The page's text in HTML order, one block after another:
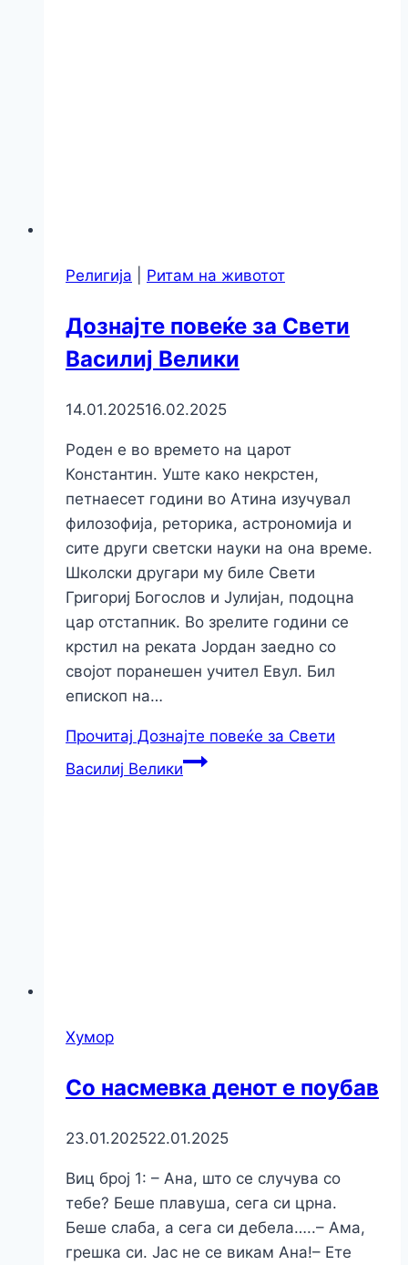
Религија Ритам на животот
Дознајте повеќе за Свети
Василиј Велики
14.01.202516.02.2025
Роден е во времето на царот
Константин. Уште како некрстен,
петнаесет години во Атина изучувал
филозофија, реторика, астрономија и
сите други светски науки на она време.
Школски другари му биле Свети
Григориј Богослов и Јулијан, подоцна
цар отстапник. Во зрелите години се
крстил на реката Јордан заедно со
својот поранешен учител Евул. Бил
епископ на…
Прочитај Дознајте повеќе за Свети
Василиј Велики
Хумор
Со насмевка денот е поубав
23.01.202522.01.2025
Виц број 1: – Ана, што се случува со
тебе? Беше плавуша, сега си црна.
Беше слаба, а сега си дебела…..– Ама,
грешка си. Јас не се викам Ана!– Ете